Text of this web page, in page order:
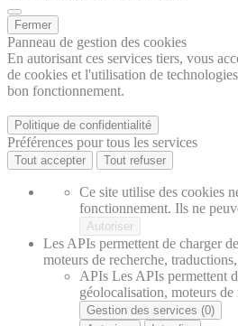
Fermer
Panneau de gestion des cookies
En autorisant ces services tiers, vous
de cookies et l'utilisation de
bon fonctionnement.
Politique de confidentialité
Préférences pour tous les services
Tout accepter Tout refuser
Ce site utilise des cookies
fonctionnement. Ils ne
Autoriser
Les APIs permettent de charger
moteurs de recherche,
APIs Les APIs permettent
géolocalisation, moteurs
Gestion des services (0)